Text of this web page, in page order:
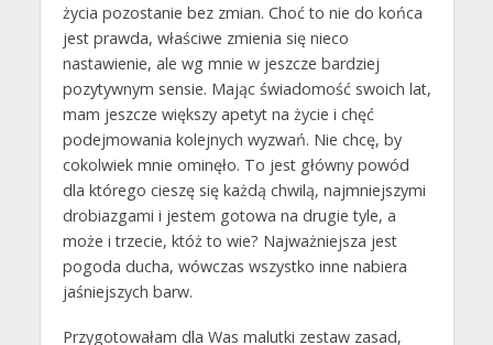
życia pozostanie bez zmian. Choć to nie do końca
jest prawda, właściwe zmienia się nieco
nastawienie, ale wg mnie w jeszcze bardziej
pozytywnym sensie. Mając świadomość swoich lat,
mam jeszcze większy apetyt na życie i chęć
podejmowania kolejnych wyzwań. Nie chcę, by
cokolwiek mnie ominęło. To jest główny powód
dla którego cieszę się każdą chwilą, najmniejszymi
drobiazgami i jestem gotowa na drugie tyle, a
może i trzecie, któż to wie? Najważniejsza jest
pogoda ducha, wówczas wszystko inne nabiera
jaśniejszych barw.
Przygotowałam dla Was malutki zestaw zasad,